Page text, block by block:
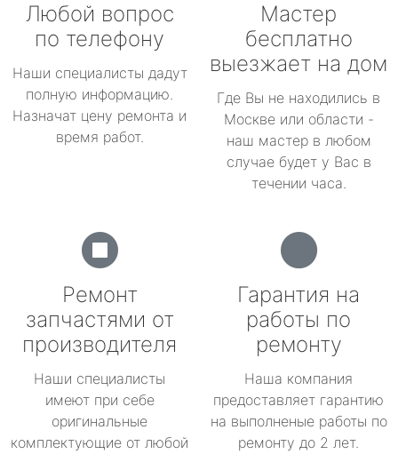
Любой вопрос
по телефону
Наши специалисты дадут
полную информацию.
Назначат цену ремонта и
время работ.
Мастер
бесплатно
выезжает на дом
Где Вы не находились в
Москве или области -
наш мастер в любом
случае будет у Вас в
течении часа.
Ремонт
запчастями от
производителя
Наши специалисты
имеют при себе
оригинальные
комплектующие от любой
Гарантия на
работы по
ремонту
Наша компания
предоставляет гарантию
на выполненые работы по
ремонту до 2 лет.